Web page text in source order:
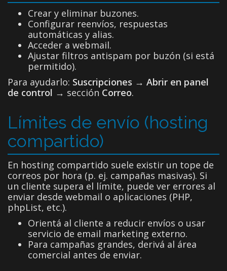
Crear y eliminar buzones.
Configurar reenvíos, respuestas
automáticas y alias.
Acceder a webmail.
Ajustar filtros antispam por buzón (si está
permitido).
Para ayudarlo: Suscripciones → Abrir en panel
de control → sección Correo.
Límites de envío (hosting
compartido)
En hosting compartido suele existir un tope de
correos por hora (p. ej. campañas masivas). Si
un cliente supera el límite, puede ver errores al
enviar desde webmail o aplicaciones (PHP,
phpList, etc.).
Orientá al cliente a reducir envíos o usar
servicio de email marketing externo.
Para campañas grandes, derivá al área
comercial antes de enviar.